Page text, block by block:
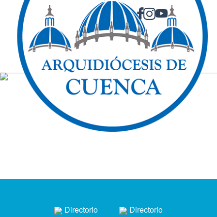
Directorio Directorio